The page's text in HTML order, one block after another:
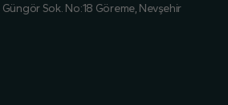
Güngör Sok. No:18 Göreme, Nevşehir